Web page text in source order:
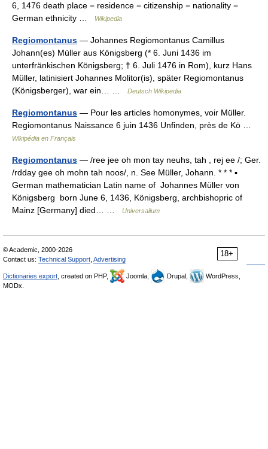
6, 1476 death place = residence = citizenship = nationality =
German ethnicity …
Wikipedia
Regiomontanus — Johannes Regiomontanus Camillus
Johann(es) Müller aus Königsberg (* 6. Juni 1436 im
unterfränkischen Königsberg; † 6. Juli 1476 in Rom), kurz Hans
Müller, latinisiert Johannes Molitor(is), später Regiomontanus
(Königsberger), war ein… …
Deutsch Wikipedia
Regiomontanus — Pour les articles homonymes, voir Müller.
Regiomontanus Naissance 6 juin 1436 Unfinden, près de Kö …
Wikipédia en Français
Regiomontanus — /ree jee oh mon tay neuhs, tah , rej ee /; Ger.
/rdday gee oh mohn tah noos/, n. See Müller, Johann. * * * ▪
German mathematician Latin name of Johannes Müller von
Königsberg born June 6, 1436, Königsberg, archbishopric of
Mainz [Germany] died… …
Universalium
18+
© Academic, 2000-2026
Contact us: Technical Support Advertising
Dictionaries export , created on PHP, Joomla, Drupal,
WordPress,
MODx.